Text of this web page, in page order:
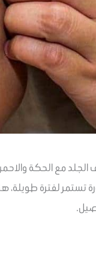
مع الحكة
تستمر لفترة طويلة،